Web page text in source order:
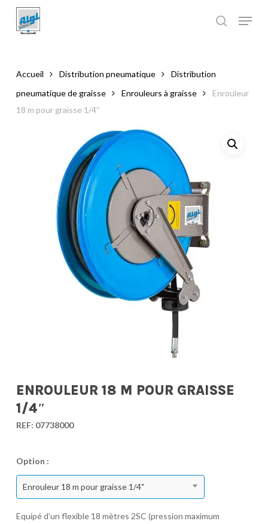
main
Accueil Distribution pneumatique
Distribution
pneumatique de graisse
Enrouleurs à graisse
Enrouleur
18 m pour graisse 1/4″
ENROULEUR 18 M POUR GRAISSE
1/4″
REF: 07738000
Option :
Enrouleur 18 m pour graisse 1/4"
Equipé d’un flexible 18 mètres 2SC (pression maximum